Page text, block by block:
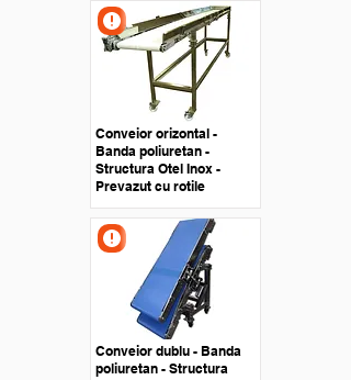
Conveior orizontal -
Banda poliuretan -
Structura Otel Inox -
Prevazut cu rotile
Conveior dublu - Banda
poliuretan - Structura